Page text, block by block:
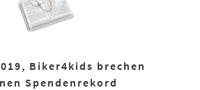
Biker4kids brechen
Spendenrekord